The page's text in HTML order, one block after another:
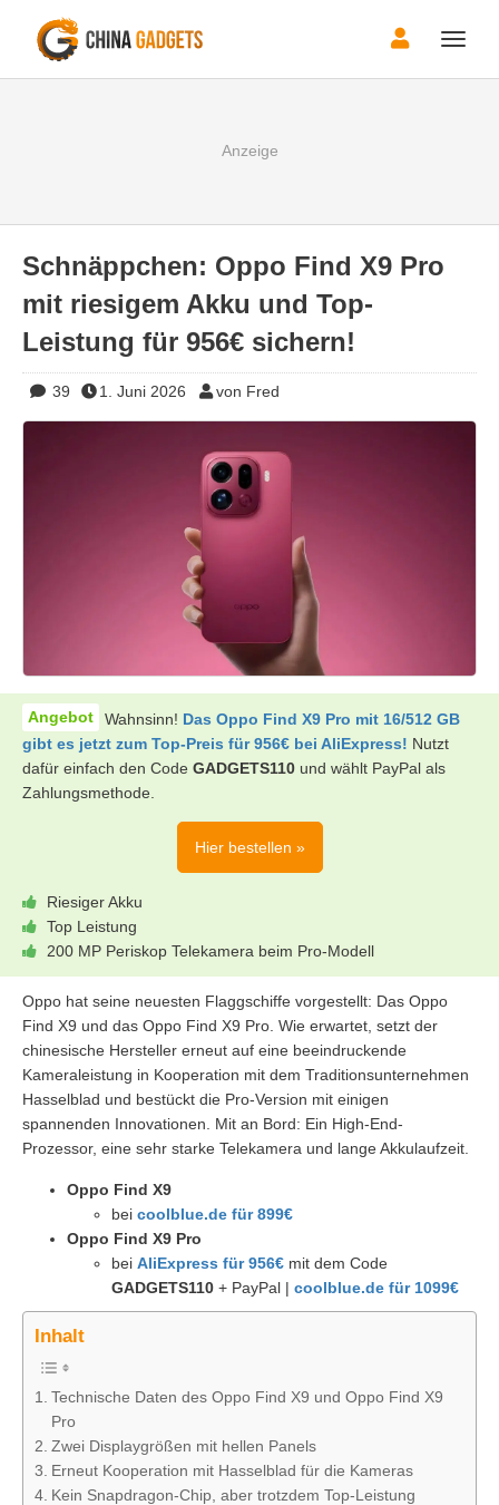
Toggle
Schnäppchen: Oppo Find X9 Pro
mit riesigem Akku und Top-
Leistung für 956€ sichern!
39 1. Juni 2026 von Fred
Wahnsinn! Das Oppo Find X9 Pro mit 16/512 GB
gibt es jetzt zum Top-Preis für 956€ bei AliExpress! Nutzt
dafür einfach den Code GADGETS110 und wählt PayPal als
Zahlungsmethode.
Hier bestellen »
Riesiger Akku
Top Leistung
200 MP Periskop Telekamera beim Pro-Modell
Oppo hat seine neuesten Flaggschiffe vorgestellt: Das Oppo
Find X9 und das Oppo Find X9 Pro. Wie erwartet, setzt der
chinesische Hersteller erneut auf eine beeindruckende
Kameraleistung in Kooperation mit dem Traditionsunternehmen
Hasselblad und bestückt die Pro-Version mit einigen
spannenden Innovationen. Mit an Bord: Ein High-End-
Prozessor, eine sehr starke Telekamera und lange Akkulaufzeit.
Oppo Find X9
bei coolblue.de für 899€
Oppo Find X9 Pro
bei AliExpress für 956€ mit dem Code
GADGETS110 + PayPal | coolblue.de für 1099€
Inhalt
Technische Daten des Oppo Find X9 und Oppo Find X9
Pro
Zwei Displaygrößen mit hellen Panels
Erneut Kooperation mit Hasselblad für die Kameras
Kein Snapdragon-Chip, aber trotzdem Top-Leistung